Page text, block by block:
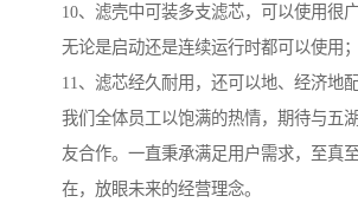
10、滤壳中可装多支滤芯，可以使用很
无论是启动还是连续运行时都可以使用；
11、滤芯经久耐用，还可以地、经济地
我们全体员工以饱满的热情，期待与五
友合作。一直秉承满足用户需求，至真
在，放眼未来的经营理念。